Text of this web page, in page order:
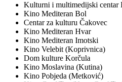
Kulturni i multimedijski centar
Kino Mediteran Bol
Centar za kulturu Čakovec
Kino Mediteran Hvar
Kino Mediteran Imotski
Kino Velebit (Koprivnica)
Dom kulture Korčula
Kino Moslavina (Kutina)
Kino Pobjeda (Metković)